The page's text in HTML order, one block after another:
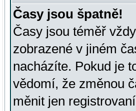
Časy jsou špatně!
Časy jsou téměř
zobrazené v jiném
nacházíte. Pokud je
vědomí, že změnou
měnit jen